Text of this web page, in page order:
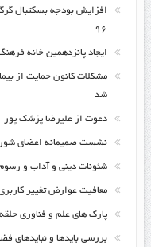
افزایش بودجه بسکتبال
۹۶
ایجاد پانزدهمین خانه
مشکلات کانون حمایت از
شد
دعوت از علیرضا پزشک پور
نشست صمیمانه اعضای
شئونات دینی و آداب و
معافیت عوارض تغییر
پارک های علم و فناوری
بررسی بایدها و نبایدهای